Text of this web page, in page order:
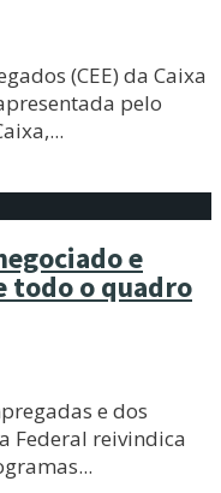
(CEE) da Caixa
pelo
...
e
todo o quadro
e dos
Federal reivindica
...